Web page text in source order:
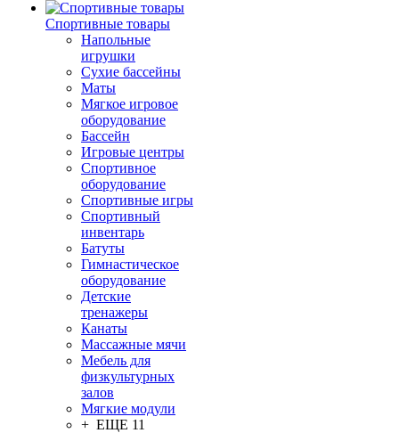
Спортивные товары
Напольные
игрушки
Сухие бассейны
Маты
Мягкое игровое
оборудование
Бассейн
Игровые центры
Спортивное
оборудование
Спортивные игры
Спортивный
инвентарь
Батуты
Гимнастическое
оборудование
Детские
тренажеры
Канаты
Массажные мячи
Мебель для
физкультурных
залов
Мягкие модули
+ ЕЩЕ 11